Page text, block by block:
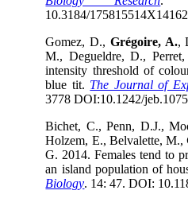
10.3184/
Gomez, D., Grégoire, A.,
M., Degueldre, D.,
intensity threshold of
blue tit. The Journal of
3778 DOI:10.1242/
Bichet, C., Penn, D.J.,
Holzem, E., Belvalette, M.,
G. 2014. Females tend to
an island population of
Biology. 14: 47. DOI: